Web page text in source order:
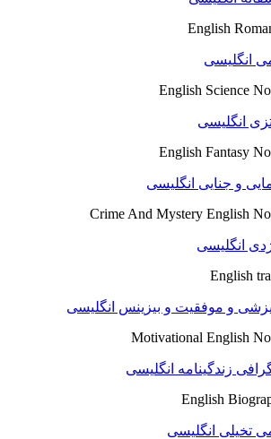
English
انگلیسی
English Science
انگلیسی
English Fantasy
و جنایی انگلیسی
Crime And Mystery English
انگلیسی
English
و موفقیت و بیزینس انگلیسی
Motivational English
زندگینامه انگلیسی
English
تخیلی انگلیسی